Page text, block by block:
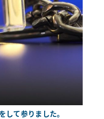
して参りました。